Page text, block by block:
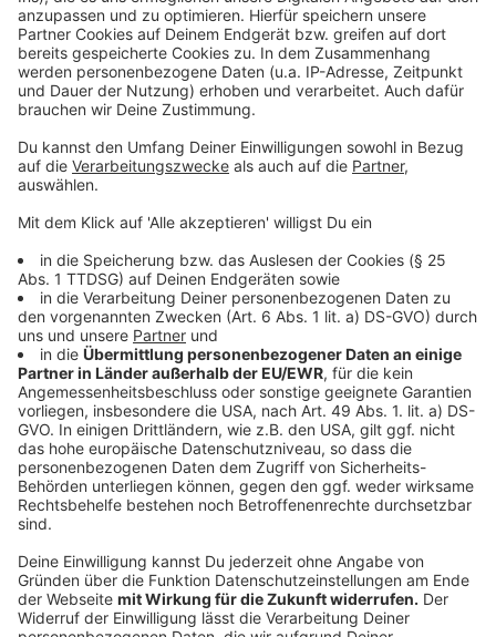
©(C) Pfizer / zecken.de
Anzeige
Facharzt empfiehlt eine FSME-Impfung
Anzeige
Wir haben deshalb einen Facharzt für Borreliose
kontaktiert. Borreliose ist eine dieser fiesen
Krankheiten, die ein Zeckenbiss verursachen kann.
Michael Schwalberklärt, dass aber vor allem FSME -
abgekürzt für Frühsommer-Meningoenzephalitis - eine
große Gefahr ist: "FSME kann schwere
Hirnhautschäden zur Folge haben, die zum Teil
irreperabel sind. Das könnten Sehbehinderungen,
Denkstörungen oder auch Lähmungen sein. Das ist
einer FSME-Impfung auseinanderzusetzen. "Gerade für
Kinder ist die FSME zu empfehlen, weil sie draußen viel
unterwegs sind. Hirnhautschäden sind meist schlecht